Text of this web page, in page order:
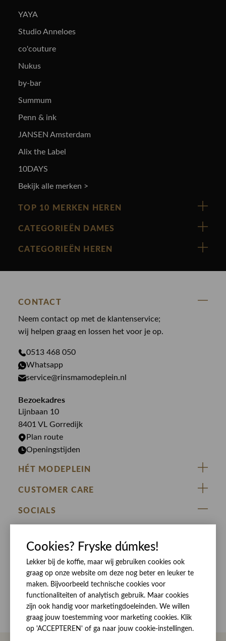
YAYA
Studio Anneloes
co'couture
Nukus
by-bar
Summum
Penn & ink
JANSEN Amsterdam
Alix the Label
10DAYS
Bekijk alle merken >
TOP 10 MERKEN HEREN
Vanguard
Cast Iron
Paul en Shark
PME Legend
Butcher of Blue
Bekijk alle merken >
CATEGORIEËN DAMES
Nieuw binnen
Blouses
Broeken
Gilets
Jassen
Jeans
Jurken
CATEGORIEËN HEREN
Broeken
Colberts
Giftcards
Jassen
Overhemden
T-shirts
CONTACT
Neem contact op met de klantenservice;
wij helpen graag en lossen het voor je op.
0513 468 050
Whatsapp
service@rinsmamodeplein.nl
Bezoekadres
Lijnbaan 10
8401 VL Gorredijk
Plan route
Openingstijden
HÉT MODEPLEIN
ZIJ VAN RINSMA
DE HEEREN VAN RINSMA
RINSMA.CONCEPTS
Eten en drinken
Openingstijden
Werken bij RINSMA
CUSTOMER CARE
Veelgestelde vragen
Retourneren & Ruilen
Betaalmethoden
Bezorgen
Contact
Reviews
SOCIALS
Cookies? Fryske dúmkes!
Lekker bij de koffie, maar wij gebruiken cookies ook
graag op onze website om deze nog beter en leuker te
maken. Bijvoorbeeld technische cookies voor
functionaliteiten of analytisch gebruik. Maar cookies
zijn ook handig voor marketingdoeleinden. We willen
graag jouw toestemming voor marketing cookies. Klik
op 'ACCEPTEREN' of ga naar jouw cookie-instellingen.